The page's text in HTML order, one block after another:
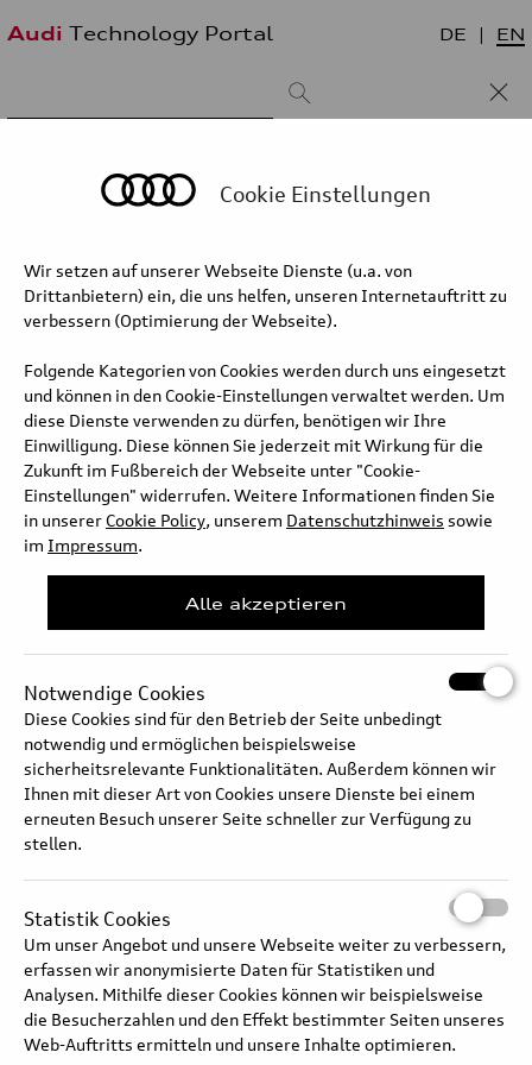
Audi Technology Portal DE EN
älteste zuerst
Kategorie/Unterkategorie
Archiv
Archiv
Cookie Einstellungen
Wir setzen auf unserer Webseite Dienste (u.a. von
Drittanbietern) ein, die uns helfen, unseren Internetauftritt zu
verbessern (Optimierung der Webseite).
Folgende Kategorien von Cookies werden durch uns eingesetzt
und können in den Cookie-Einstellungen verwaltet werden. Um
diese Dienste verwenden zu dürfen, benötigen wir Ihre
Einwilligung. Diese können Sie jederzeit mit Wirkung für die
Zukunft im Fußbereich der Webseite unter "Cookie-
Einstellungen" widerrufen. Weitere Informationen finden Sie
in unserer Cookie Policy, unserem Datenschutzhinweis sowie
im Impressum.
Alle akzeptieren
Notwendige Cookies
Diese Cookies sind für den Betrieb der Seite unbedingt
notwendig und ermöglichen beispielsweise
sicherheitsrelevante Funktionalitäten. Außerdem können wir
Ihnen mit dieser Art von Cookies unsere Dienste bei einem
erneuten Besuch unserer Seite schneller zur Verfügung zu
stellen.
Statistik Cookies
Um unser Angebot und unsere Webseite weiter zu verbessern,
erfassen wir anonymisierte Daten für Statistiken und
Analysen. Mithilfe dieser Cookies können wir beispielsweise
die Besucherzahlen und den Effekt bestimmter Seiten unseres
Web-Auftritts ermitteln und unsere Inhalte optimieren.